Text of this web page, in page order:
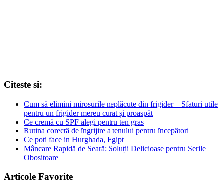
Citeste si:
Cum să elimini mirosurile neplăcute din frigider – Sfaturi utile
pentru un frigider mereu curat și proaspăt
Ce cremă cu SPF alegi pentru ten gras
Rutina corectă de îngrijire a tenului pentru începători
Ce poti face in Hurghada, Egipt
Mâncare Rapidă de Seară: Soluții Delicioase pentru Serile
Obositoare
Articole Favorite